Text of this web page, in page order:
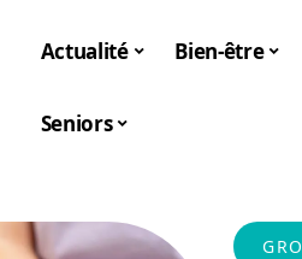
Actualité Bien-être
Seniors